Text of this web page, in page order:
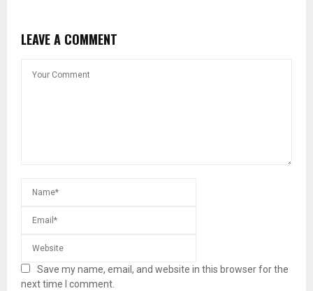
LEAVE A COMMENT
Save my name, email, and website in this browser for the
next time I comment.